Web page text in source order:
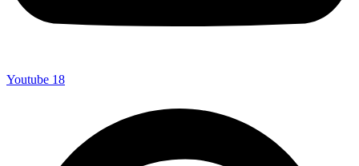
Youtube 18